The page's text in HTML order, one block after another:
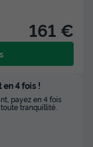
161 €
4 fois !
payez en 4 fois
tranquillité.